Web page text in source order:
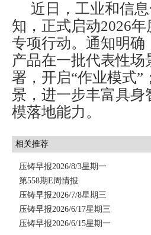
近日，工业和信
知，正式启动2026
专项行动。通知明确
产品在一批代表性
署，开启“作业模式
景，进一步丰富具
模落地能力。
相关推荐
压铸早报2026/8/3星期一
第558期E周情报
压铸早报2026/7/8星期三
压铸早报2026/6/17星期三
压铸早报2026/6/15星期一